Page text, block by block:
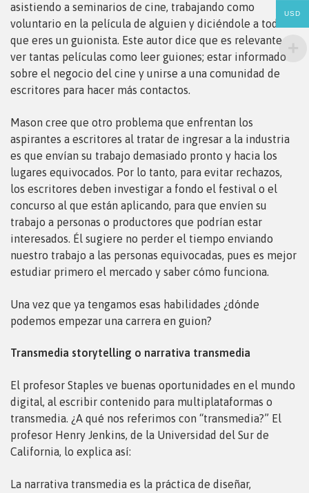
asistiendo a seminarios de cine, trabajando como
voluntario en la película de alguien y diciéndole a todos
que eres un guionista. Este autor dice que es relevante
ver tantas películas como leer guiones; estar informado
sobre el negocio del cine y unirse a una comunidad de
escritores para hacer más contactos.
Mason cree que otro problema que enfrentan los
aspirantes a escritores al tratar de ingresar a la industria
es que envían su trabajo demasiado pronto y hacia los
lugares equivocados. Por lo tanto, para evitar rechazos,
los escritores deben investigar a fondo el festival o el
concurso al que están aplicando, para que envíen su
trabajo a personas o productores que podrían estar
interesados. Él sugiere no perder el tiempo enviando
nuestro trabajo a las personas equivocadas, pues es mejor
estudiar primero el mercado y saber cómo funciona.
Una vez que ya tengamos esas habilidades ¿dónde
podemos empezar una carrera en guion?
Transmedia storytelling o narrativa transmedia
El profesor Staples ve buenas oportunidades en el mundo
digital, al escribir contenido para multiplataformas o
transmedia. ¿A qué nos referimos con “transmedia?” El
profesor Henry Jenkins, de la Universidad del Sur de
California, lo explica así:
La narrativa transmedia es la práctica de diseñar,
USD